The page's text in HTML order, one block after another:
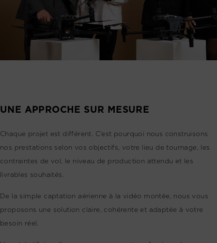
UNE APPROCHE SUR MESURE
Chaque projet est différent. C’est pourquoi nous construisons
nos prestations selon vos objectifs, votre lieu de tournage, les
contraintes de vol, le niveau de production attendu et les
livrables souhaités.
De la simple captation aérienne à la vidéo montée, nous vous
proposons une solution claire, cohérente et adaptée à votre
besoin réel.